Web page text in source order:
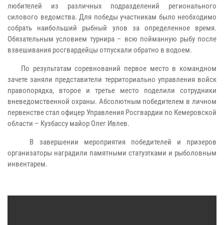
любителей из различных подразделений регионального
силового ведомства. Для победы участникам было необходимо
собрать наибольший рыбный улов за определенное время.
Обязательным условием турнира – всю пойманную рыбу после
взвешивания росгвардейцы отпускали обратно в водоем.
По результатам соревнований первое место в командном
зачете заняли представители территориально управления войск
правопорядка, второе и третье место поделили сотрудники
вневедомственной охраны. Абсолютным победителем в личном
первенстве стал офицер Управления Росгвардии по Кемеровской
области – Кузбассу майор Олег Ивлев.
В завершении мероприятия победителей и призеров
организаторы наградили памятными статуэтками и рыболовным
инвентарем.